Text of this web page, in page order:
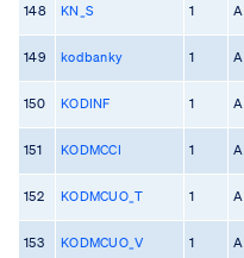
148 KN_S 1 A
149 kodbanky 1 A
150 KODINF 1 A
151 KODMCCI 1 A
152 KODMCUO_T 1 A
153 KODMCUO_V 1 A